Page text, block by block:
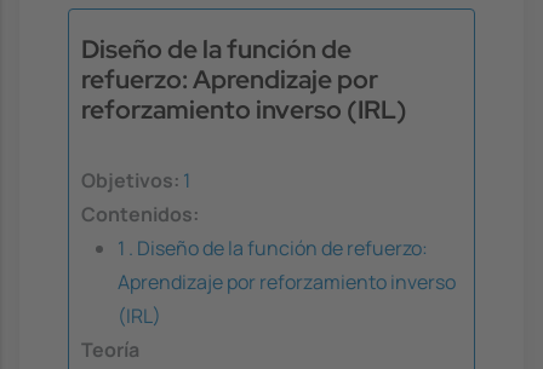
Diseño de la función de
refuerzo: Aprendizaje por
reforzamiento inverso (IRL)
Objetivos: 1
Contenidos:
1 . Diseño de la función de refuerzo:
Aprendizaje por reforzamiento inverso
(IRL)
Teoría